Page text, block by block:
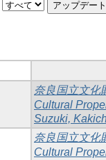
奈良国立文化
Cultural
Suzuki,
奈良国立文化
Cultural